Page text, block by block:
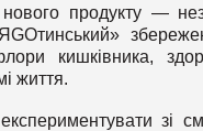
нового продукту —
кишківника,
життя.
зі